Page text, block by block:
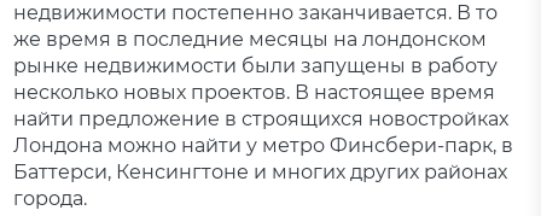
недвижимости постепенно заканчивается. В то
же время в последние месяцы на лондонском
рынке недвижимости были запущены в работу
несколько новых проектов. В настоящее время
найти предложение в строящихся новостройках
Лондона можно найти у метро Финсбери-парк, в
Баттерси, Кенсингтоне и многих других районах
города.